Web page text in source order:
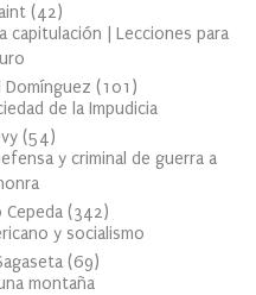
(42)
capitulación | Lecciones para
Domínguez (101 )
de la Impudicia
(54)
y criminal de guerra a
Cepeda (342)
y socialismo
(69)
montaña